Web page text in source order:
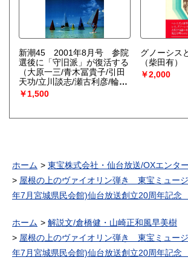
新潮45 2001年8月号 参院
選後に「守旧派」が復活する
（大原一三/青木冨貴子/引田
天功/立川談志/瀬古利彦/輪島
大士/有森裕子 他）
￥1,500
グノーシス
（柴田有）
￥2,000
ホーム
東宝株式会社・仙台放送/OXエンタ
屋根の上のヴァイオリン弾き 東宝ミュー
年7月宮城県民会館)仙台放送創立20周年記
ホーム
解説文/倉橋健・山崎正和風早美樹
屋根の上のヴァイオリン弾き 東宝ミュー
年7月宮城県民会館)仙台放送創立20周年記